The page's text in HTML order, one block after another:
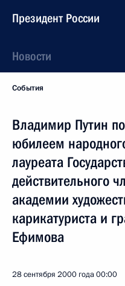
Президент России
Новости
События
Владимир Путин
юбилеем
лауреата
действительного
академии
карикатуриста и
Ефимова
28 сентября 2000 года00:00